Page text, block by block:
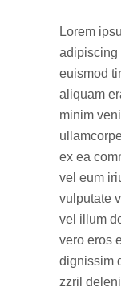
Lorem
adipiscing
euismod
aliquam
minim
ex ea
vel eum
vulputate
vel illum
vero eros
dignissim
zzril